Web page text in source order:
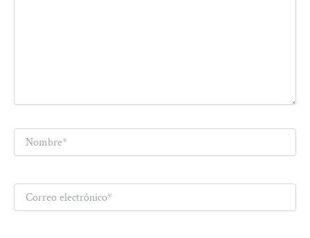
Nombre*
Correo
electrónico*